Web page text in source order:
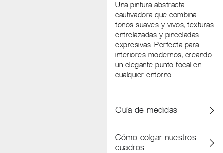
Una pintura abstracta
cautivadora que combina
tonos suaves y vivos, texturas
entrelazadas y pinceladas
expresivas. Perfecta para
interiores modernos, creando
un elegante punto focal en
cualquier entorno.
Guía de medidas
Cómo colgar nuestros
cuadros